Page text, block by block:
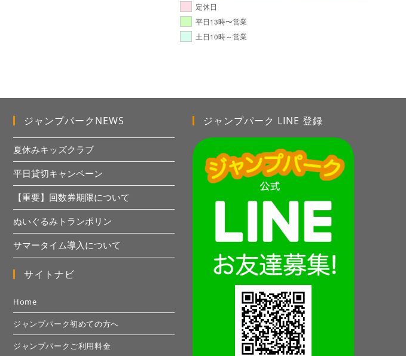
定休日
平日13時〜営業
土日10時～営業
ジャンプパークNEWS
夏休みキッズクラブ
平日貸切キャンペーン
【重要】回数券期限について
ぬいぐるみトランポリン
サマータイム導入について
サイトナビ
Home
ジャンプパーク初めての方へ
ジャンプパークご利用料金
ジャンプパーク LINE 登録